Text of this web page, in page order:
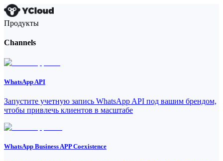
Продукты
Channels
WhatsApp API
Запустите учетную запись WhatsApp API под вашим брендом,
чтобы привлечь клиентов в масштабе
WhatsApp Business APP Coexistence